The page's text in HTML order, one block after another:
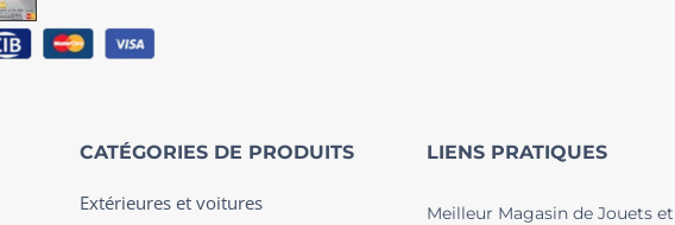
CATÉGORIES DE PRODUITS
Extérieures et voitures
LIENS PRATIQUES
Meilleur Magasin de Jouets et